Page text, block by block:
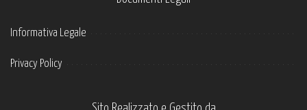
Informativa Legale
Privacy Policy